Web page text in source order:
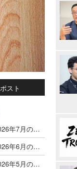
ポスト
今日もどこかで情報漏えい 第51回「2026年7月の情報漏えい」三重県、陸自インシデントを他山の石として USB メモリ 1 万個チェック
今日もどこかで情報漏えい 第50回「2026年6月の情報漏えい」Microsoft Excel 非表示機能による情報漏えい第二弾！
今日もどこかで情報漏えい 第49回「2026年5月の情報漏えい」その地方ならではのケジメのつけ方